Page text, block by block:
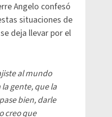
Angelo confesó
situaciones de
deja llevar por el
al mundo
gente, que la
bien, darle
creo que